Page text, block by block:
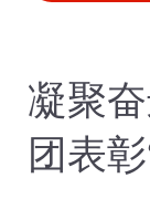
凝聚
团表